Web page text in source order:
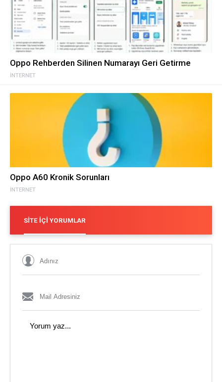
İNTERNET
Oppo Rehberden Silinen Numarayı Geri Getirme
İNTERNET
Oppo A60 Kronik Sorunları
SITE İÇI YORUMLAR